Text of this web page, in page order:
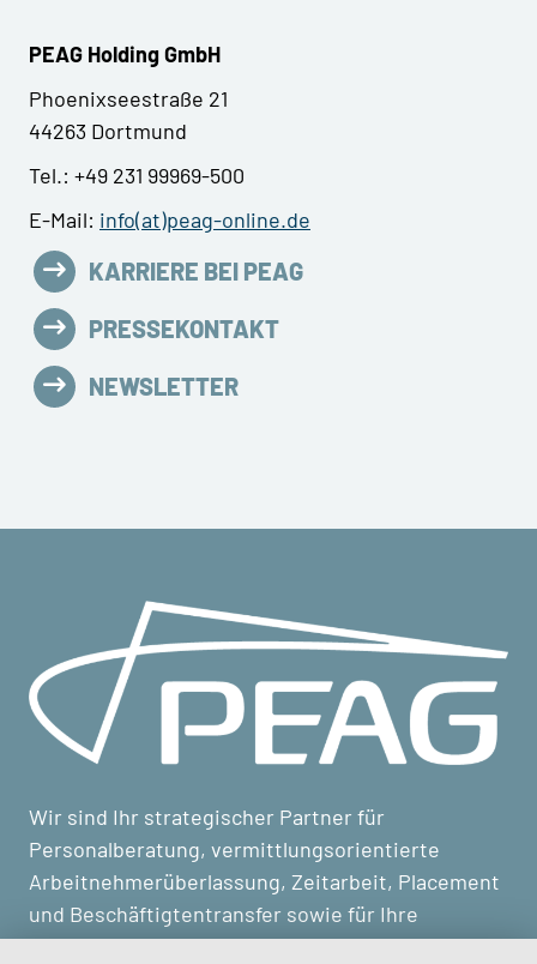
PEAG Holding GmbH
Phoenixseestraße 21
44263 Dortmund
Tel.: +49 231 99969-500
E-Mail: info(at)peag-online.de
KARRIERE BEI PEAG
PRESSEKONTAKT
NEWSLETTER
Wir sind Ihr strategischer Partner für
Personalberatung, vermittlungsorientierte
Arbeitnehmerüberlassung, Zeitarbeit, Placement
und Beschäftigtentransfer sowie für Ihre
Personaladministration. Um Ihnen den